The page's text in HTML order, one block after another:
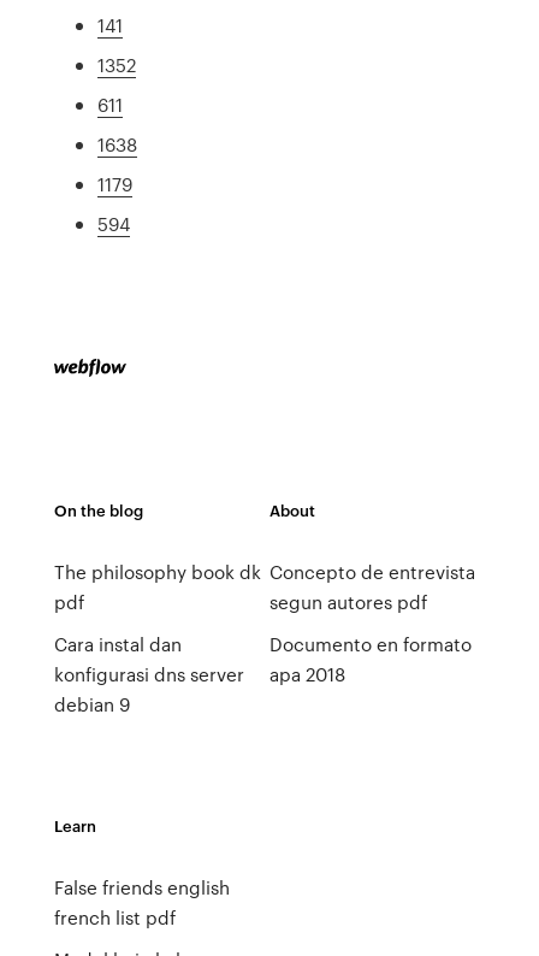
141
1352
611
1638
1179
594
On the blog
The philosophy book dk
pdf
Cara instal dan
konfigurasi dns server
debian 9
About
Concepto de entrevista
segun autores pdf
Documento en formato
apa 2018
Learn
False friends english
french list pdf